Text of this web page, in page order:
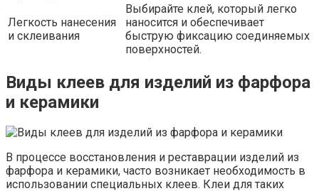
Легкость нанесения
и склеивания
Выбирайте клей, который легко
наносится и обеспечивает
быструю фиксацию соединяемых
поверхностей.
Виды клеев для изделий из фарфора
и керамики
В процессе восстановления и реставрации изделий из
фарфора и керамики, часто возникает необходимость в
использовании специальных клеев. Клеи для таких